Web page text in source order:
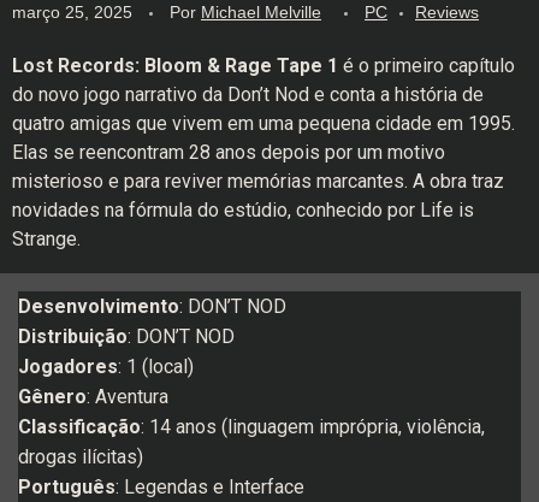
março 25, 2025 Por Michael Melville PC Reviews
Lost Records: Bloom & Rage Tape 1 é o primeiro capítulo
do novo jogo narrativo da Don’t Nod e conta a história de
quatro amigas que vivem em uma pequena cidade em 1995.
Elas se reencontram 28 anos depois por um motivo
misterioso e para reviver memórias marcantes. A obra traz
novidades na fórmula do estúdio, conhecido por Life is
Strange.
Desenvolvimento: DON’T NOD
Distribuição: DON’T NOD
Jogadores: 1 (local)
Gênero: Aventura
Classificação: 14 anos (linguagem imprópria, violência,
drogas ilícitas)
Português: Legendas e Interface